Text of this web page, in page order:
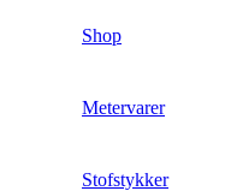
Shop
Metervarer
Stofstykker